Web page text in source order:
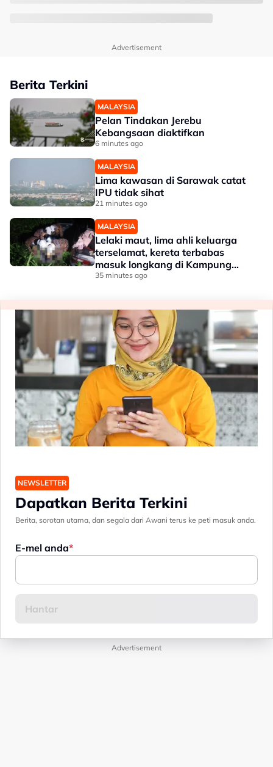
Advertisement
Berita Terkini
MALAYSIA
Pelan Tindakan Jerebu
Kebangsaan diaktifkan
6 minutes ago
MALAYSIA
Lima kawasan di Sarawak catat
IPU tidak sihat
21 minutes ago
MALAYSIA
Lelaki maut, lima ahli keluarga
terselamat, kereta terbabas
masuk longkang di Kampung
Gajah
35 minutes ago
NEWSLETTER
Dapatkan Berita Terkini
Berita, sorotan utama, dan segala dari Awani terus ke peti masuk anda.
E-mel anda
Advertisement